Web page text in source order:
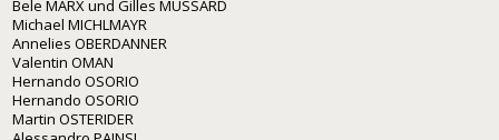
Bele MARX und Gilles MUSSARD
Michael MICHLMAYR
Annelies OBERDANNER
Valentin OMAN
Hernando OSORIO
Hernando OSORIO
Martin OSTERIDER